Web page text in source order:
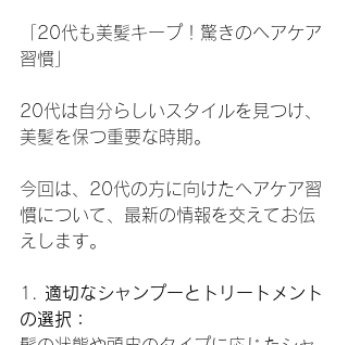
「20代も美髪キープ！驚きのヘアケア
習慣」
20代は自分らしいスタイルを見つけ、
美髪を保つ重要な時期。
今回は、20代の方に向けたヘアケア習
慣について、最新の情報を交えてお伝
えします。
1. 適切なシャンプーとトリートメント
の選択：